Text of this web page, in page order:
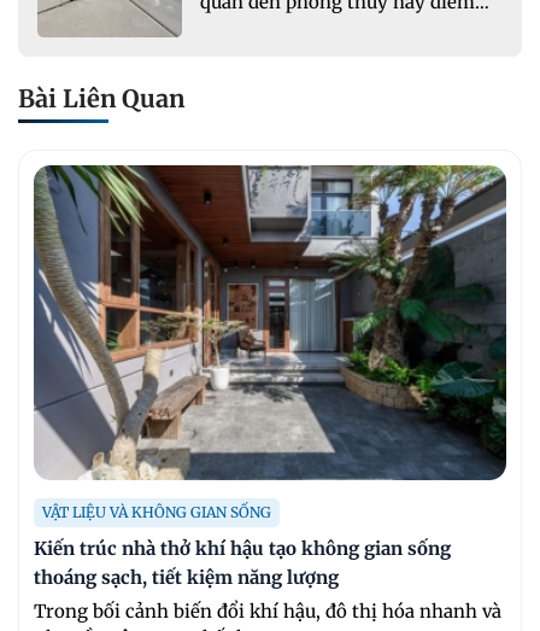
Bài Liên Quan
VẬT LIỆU VÀ KHÔNG GIAN SỐNG
Kiến trúc nhà thở khí hậu tạo không gian sống
thoáng sạch, tiết kiệm năng lượng
Trong bối cảnh biến đổi khí hậu, đô thị hóa nhanh và